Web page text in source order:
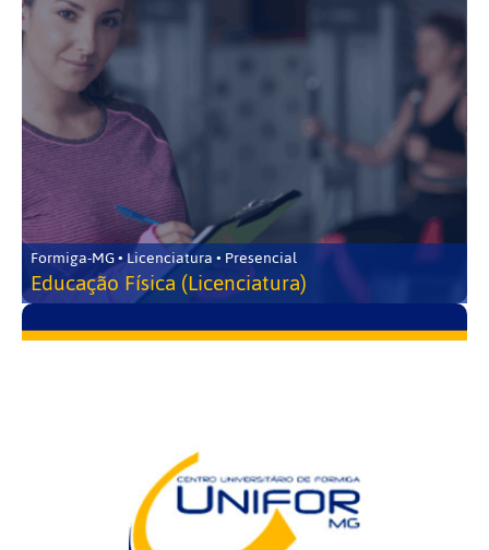
Formiga-MG • Licenciatura • Presencial
Educação Física (Licenciatura)